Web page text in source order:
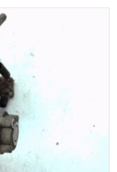
1-3 Werktage